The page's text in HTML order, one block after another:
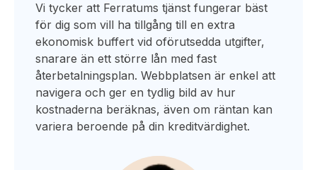
Vi tycker att Ferratums tjänst fungerar bäst
för dig som vill ha tillgång till en extra
ekonomisk buffert vid oförutsedda utgifter,
snarare än ett större lån med fast
återbetalningsplan. Webbplatsen är enkel att
navigera och ger en tydlig bild av hur
kostnaderna beräknas, även om räntan kan
variera beroende på din kreditvärdighet.